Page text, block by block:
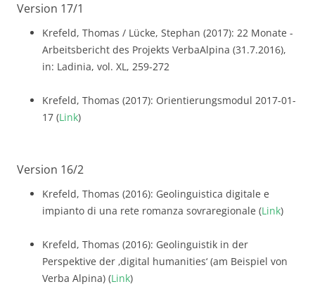
Version 17/1
Krefeld, Thomas / Lücke, Stephan (2017): 22 Monate -
Arbeitsbericht des Projekts VerbaAlpina (31.7.2016),
in: Ladinia, vol. XL, 259-272
Krefeld, Thomas (2017): Orientierungsmodul 2017-01-
17 (Link)
Version 16/2
Krefeld, Thomas (2016): Geolinguistica digitale e
impianto di una rete romanza sovraregionale (Link)
Krefeld, Thomas (2016): Geolinguistik in der
Perspektive der ‚digital humanities‘ (am Beispiel von
Verba Alpina) (Link)